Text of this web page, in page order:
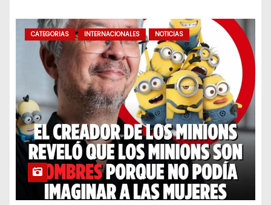
CATEGORIAS INTERNACIONALES NOTICIAS